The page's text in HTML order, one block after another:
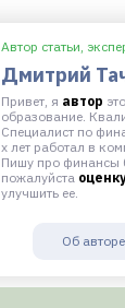
Автор статьи,
Дмитрий
Привет, я автор
образование.
Специалист по
х лет работал в
Пишу про финансы
пожалуйста оценку
улучшить ее.
Об авторе